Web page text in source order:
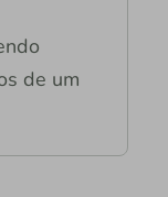
de um